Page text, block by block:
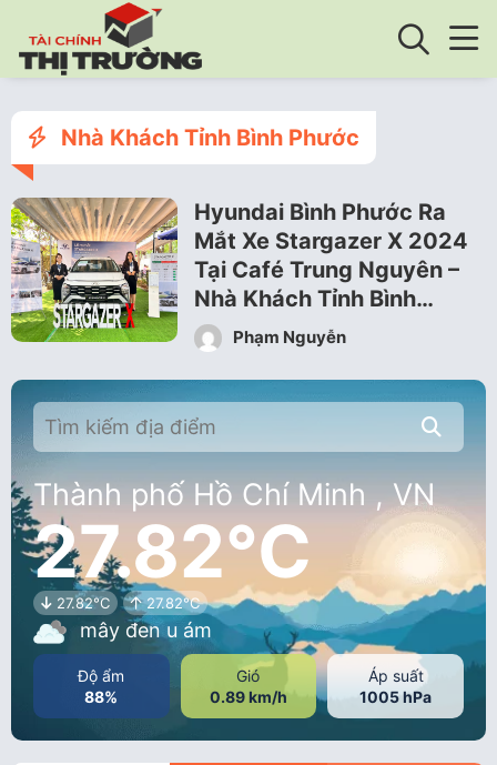
Nhà Khách Tỉnh Bình Phước
Hyundai Bình Phước Ra
Mắt Xe Stargazer X 2024
Tại Café Trung Nguyên –
Nhà Khách Tỉnh Bình…
Phạm Nguyễn
Thành phố Hồ Chí Minh , VN
27.82°C
27.82°C 27.82°C
mây đen u ám
Độ ẩm
88%
Gió
0.89 km/h
Áp suất
1005 hPa